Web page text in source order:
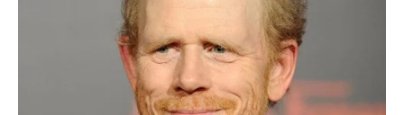
Njegova priča podsjeća da dječja slava ne mora završiti